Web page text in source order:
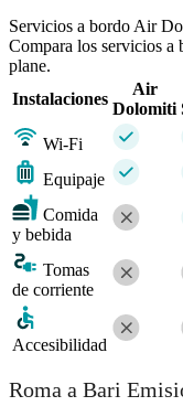
Servicios a bordo Air
Compara los servicios a
plane.
Instalaciones
Air
Dolomiti
Wi-Fi
Equipaje
Comida
y bebida
Tomas
de corriente
Accesibilidad
Roma a Bari